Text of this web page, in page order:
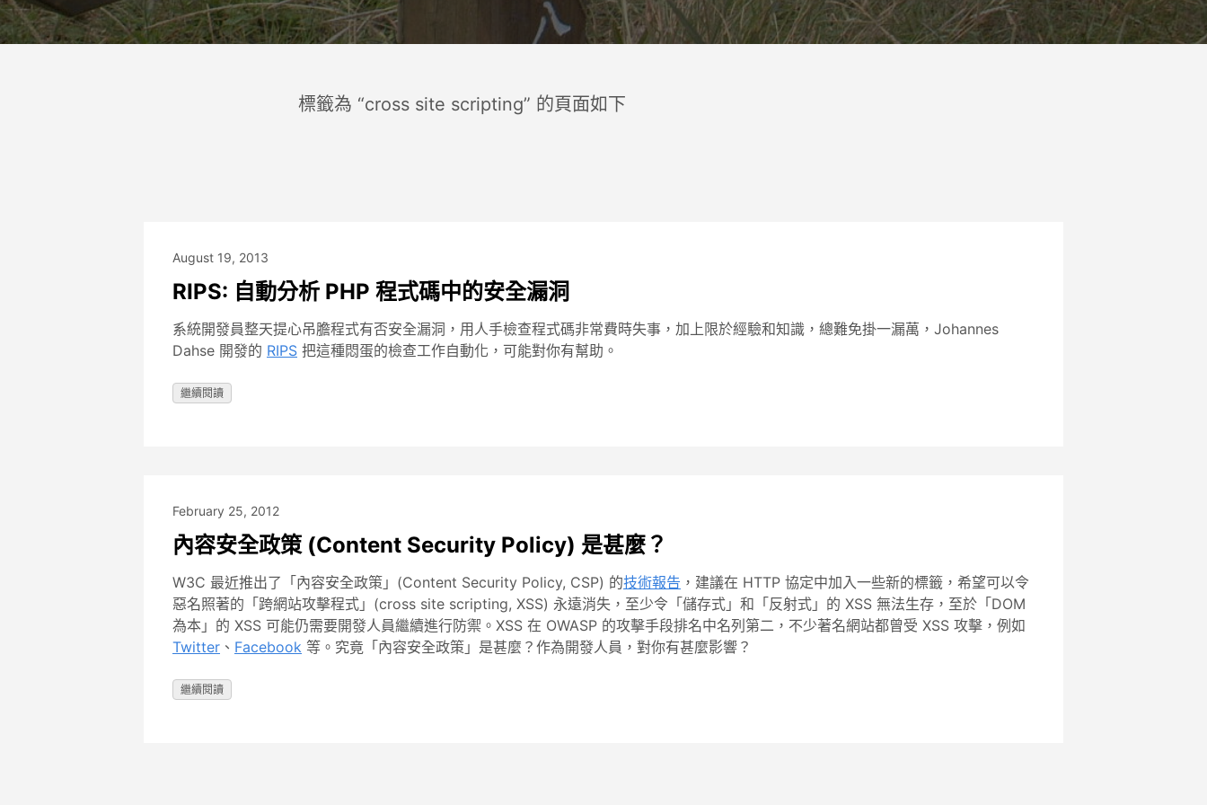
標籤為 “cross site scripting” 的頁面如下
August 19, 2013
RIPS: 自動分析 PHP 程式碼中的安全漏洞
系統開發員整天提心吊膽程式有否安全漏洞，用人手檢查程式碼非常費時失事，加上限於經驗和知識，總難免掛一漏萬，Johannes
Dahse 開發的 RIPS 把這種悶蛋的檢查工作自動化，可能對你有幫助。
繼續閱讀
February 25, 2012
內容安全政策 (Content Security Policy) 是甚麼？
W3C 最近推出了「內容安全政策」(Content Security Policy, CSP) 的技術報告 ，建議在 HTTP 協定中加入一些新的標籤，希望可以令
惡名照著的「跨網站攻擊程式」(cross site scripting, XSS) 永遠消失，至少令「儲存式」和「反射式」的 XSS 無法生存，至於「DOM
為本」的 XSS 可能仍需要開發人員繼續進行防禦。XSS 在 OWASP 的攻擊手段排名中名列第二，不少著名網站都曾受 XSS 攻擊，例如
Twitter 、 Facebook 等。究竟「內容安全政策」是甚麼？作為開發人員，對你有甚麼影響？
繼續閱讀